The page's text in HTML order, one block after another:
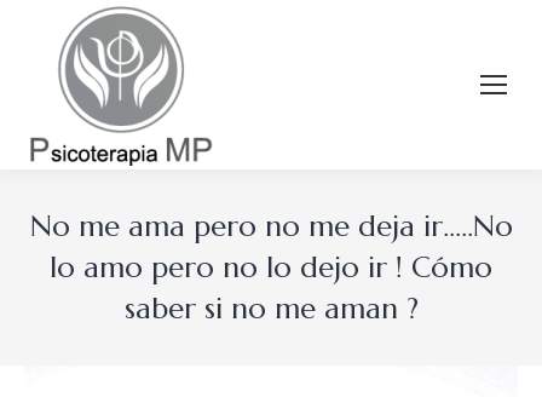
No me ama pero no me deja ir…..No
lo amo pero no lo dejo ir ! Cómo
saber si no me aman ?